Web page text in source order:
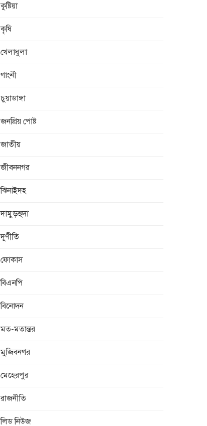
কুষ্টিয়া
কৃষি
খেলাধুলা
গাংনী
চুয়াডাঙ্গা
জনপ্রিয় পোষ্ট
জাতীয়
জীবননগর
ঝিনাইদহ
দামুড়হুদা
দূর্ণীতি
ফোকাস
বিএনপি
বিনোদন
মত-মতান্তর
মুজিবনগর
মেহেরপুর
রাজনীতি
লিড নিউজ